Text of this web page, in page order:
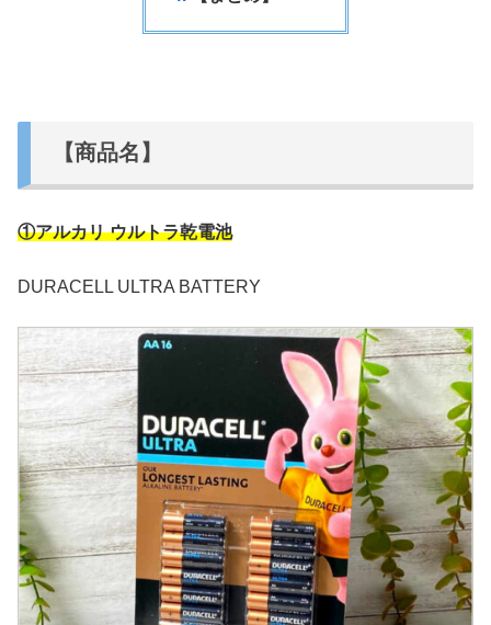
【商品名】
①アルカリ ウルトラ乾電池
DURACELL ULTRA BATTERY